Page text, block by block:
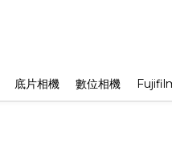
底片相機 數位相機